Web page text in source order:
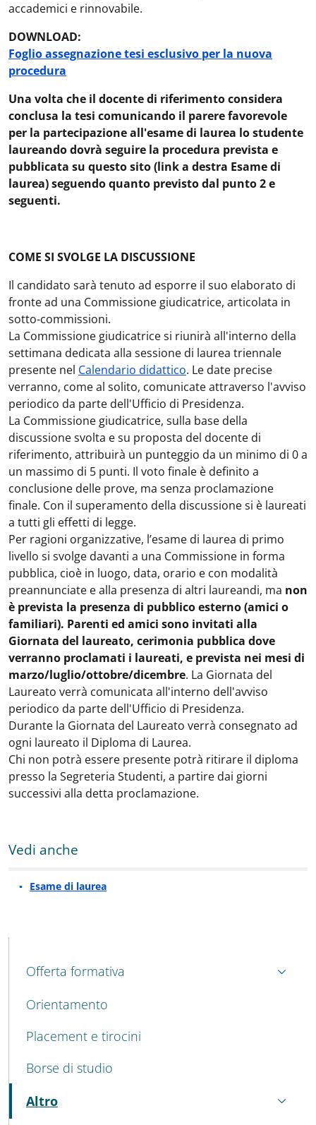
accademici e rinnovabile.
DOWNLOAD:
Foglio assegnazione tesi esclusivo per la nuova
procedura
Una volta che il docente di riferimento considera
conclusa la tesi comunicando il parere favorevole
per la partecipazione all'esame di laurea lo studente
laureando dovrà seguire la procedura prevista e
pubblicata su questo sito (link a destra Esame di
laurea) seguendo quanto previsto dal punto 2 e
seguenti.
COME SI SVOLGE LA DISCUSSIONE
Il candidato sarà tenuto ad esporre il suo elaborato di
fronte ad una Commissione giudicatrice, articolata in
sotto-commissioni.
La Commissione giudicatrice si riunirà all'interno della
settimana dedicata alla sessione di laurea triennale
presente nel Calendario didattico. Le date precise
verranno, come al solito, comunicate attraverso l'avviso
periodico da parte dell'Ufficio di Presidenza.
La Commissione giudicatrice, sulla base della
discussione svolta e su proposta del docente di
riferimento, attribuirà un punteggio da un minimo di 0 a
un massimo di 5 punti. Il voto finale è definito a
conclusione delle prove, ma senza proclamazione
finale. Con il superamento della discussione si è laureati
a tutti gli effetti di legge.
Per ragioni organizzative, l’esame di laurea di primo
livello si svolge davanti a una Commissione in forma
pubblica, cioè in luogo, data, orario e con modalità
preannunciate e alla presenza di altri laureandi, ma non
è prevista la presenza di pubblico esterno (amici o
familiari). Parenti ed amici sono invitati alla
Giornata del laureato, cerimonia pubblica dove
verranno proclamati i laureati, e prevista nei mesi di
marzo/luglio/ottobre/dicembre. La Giornata del
Laureato verrà comunicata all'interno dell'avviso
periodico da parte dell'Ufficio di Presidenza.
Durante la Giornata del Laureato verrà consegnato ad
ogni laureato il Diploma di Laurea.
Chi non potrà essere presente potrà ritirare il diploma
presso la Segreteria Studenti, a partire dai giorni
successivi alla detta proclamazione.
Vedi anche
Esame di laurea
MAIN NAVIGATION
Offerta formativa
Orientamento
Placement e tirocini
Borse di studio
Altro
Attivo